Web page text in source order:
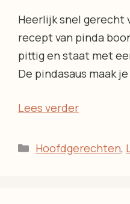
Heerlijk snel gerecht
recept van pinda
pittig en staat met
De pindasaus maak
Lees verder
Categorieën
Hoofdgerechten,